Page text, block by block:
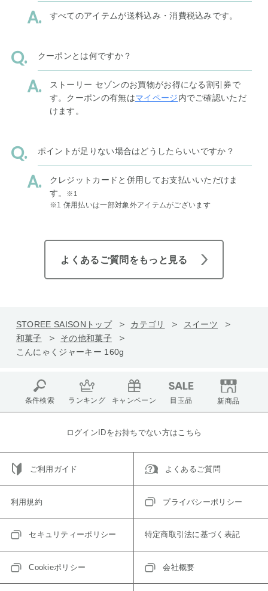
すべてのアイテムが送料込み・消費税込みです。
クーポンとは何ですか？
ストーリー セゾンのお買物がお得になる割引券で
す。クーポンの有無はマイページ内でご確認いただ
けます。
ポイントが足りない場合はどうしたらいいですか？
クレジットカードと併用してお支払いいただけま
す。
※1
※1 併用払いは一部対象外アイテムがございます
よくあるご質問をもっと見る
STOREE SAISONトップ カテゴリ
スイーツ
和菓子
その他和菓子
こんにゃくジャーキー 160g
条件検索 ランキング キャンペーン 目玉品 新商品
ログインIDをお持ちでない方はこちら
ご利用ガイド よくあるご質問
利用規約 プライバシーポリシー
セキュリティーポリシー 特定商取引法に基づく表記
Cookieポリシー 会社概要